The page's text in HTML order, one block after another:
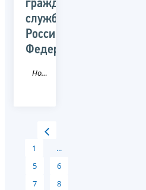
гражданской
службы
Российской
Федерации
Новость
1
...
5
6
7
8